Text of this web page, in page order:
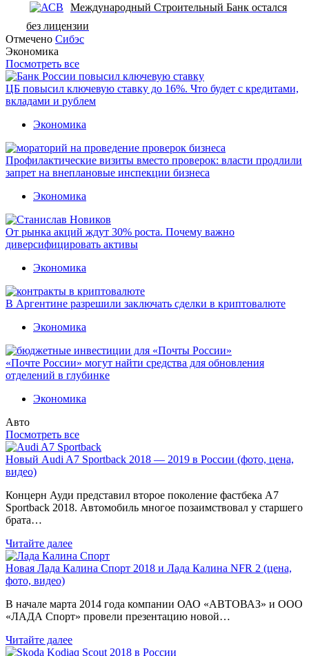
Международный Строительный Банк остался
без лицензии
Отмечено Сибэс
Экономика
Посмотреть все
ЦБ повысил ключевую ставку до 16%. Что будет с кредитами,
вкладами и рублем
Экономика
Профилактические визиты вместо проверок: власти продлили
запрет на внеплановые инспекции бизнеса
Экономика
От рынка акций ждут 30% роста. Почему важно
диверсифицировать активы
Экономика
В Аргентине разрешили заключать сделки в криптовалюте
Экономика
«Почте России» могут найти средства для обновления
отделений в глубинке
Экономика
Авто
Посмотреть все
Новый Audi A7 Sportback 2018 — 2019 в России (фото, цена,
видео)
Концерн Ауди представил второе поколение фастбека A7
Sportback 2018. Автомобиль многое позаимствовал у старшего
брата…
Читайте далее
Новая Лада Калина Спорт 2018 и Лада Калина NFR 2 (цена,
фото, видео)
В начале марта 2014 года компании ОАО «АВТОВАЗ» и ООО
«ЛАДА Спорт» провели презентацию новой…
Читайте далее